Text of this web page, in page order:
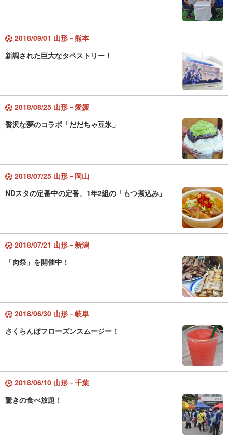
2018/09/01 山形－熊本
新調された巨大なタペストリー！
2018/08/25 山形－愛媛
贅沢な夢のコラボ「だだちゃ豆氷」
2018/07/25 山形－岡山
NDスタの定番中の定番、1年2組の「もつ煮込み」
2018/07/21 山形－新潟
「肉祭」を開催中！
2018/06/30 山形－岐阜
さくらんぼフローズンスムージー！
2018/06/10 山形－千葉
驚きの食べ放題！